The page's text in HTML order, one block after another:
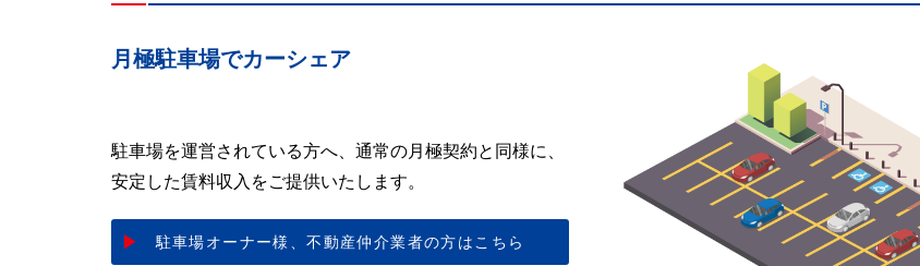
月極駐車場でカーシェア
駐車場を運営されている方へ、通常の月極契約と同様に、
安定した賃料収入をご提供いたします。
駐車場オーナー様、不動産仲介業者の方はこちら